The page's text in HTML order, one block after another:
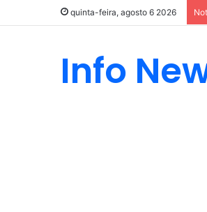
quinta-feira, agosto 6 2026
Info